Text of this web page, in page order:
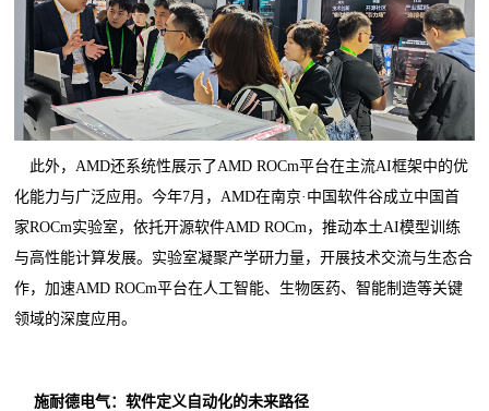
此外，AMD还系统性展示了AMD ROCm平台在主流AI框架中的优
化能力与广泛应用。今年7月，AMD在南京·中国软件谷成立中国首
家ROCm实验室，依托开源软件AMD ROCm，推动本土AI模型训练
与高性能计算发展。实验室凝聚产学研力量，开展技术交流与生态合
作，加速AMD ROCm平台在人工智能、生物医药、智能制造等关键
领域的深度应用。
施耐德电气：软件定义自动化的未来路径